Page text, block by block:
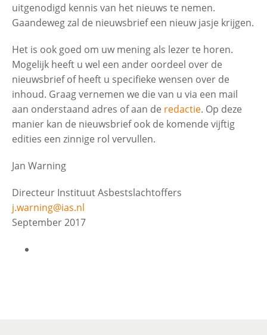
uitgenodigd kennis van het nieuws te nemen.
Gaandeweg zal de nieuwsbrief een nieuw jasje krijgen.
Het is ook goed om uw mening als lezer te horen.
Mogelijk heeft u wel een ander oordeel over de
nieuwsbrief of heeft u specifieke wensen over de
inhoud. Graag vernemen we die van u via een mail
aan onderstaand adres of aan de redactie. Op deze
manier kan de nieuwsbrief ook de komende vijftig
edities een zinnige rol vervullen.
Jan Warning
Directeur Instituut Asbestslachtoffers
j.warning@ias.nl
September 2017